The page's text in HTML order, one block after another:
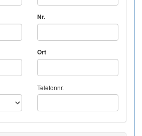
Nr.
Ort
Telefonnr.